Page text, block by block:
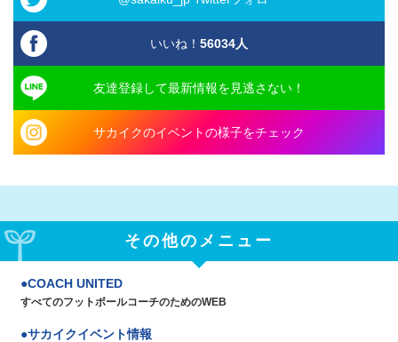
いいね！ 56034人
友達登録して最新情報を見逃さない！
サカイクのイベントの様子をチェック
その他のメニュー
COACH UNITED
すべてのフットボールコーチのためのWEB
サカイクイベント情報